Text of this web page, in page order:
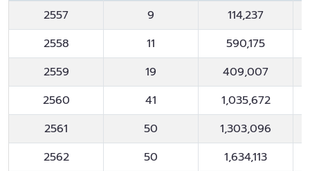
ปีงบประมาณ
จำนวนโครงการ
ปริมาณก๊าซเรือน
กระจกที่คาดว่าจะ
ลดได้/กักเก็บได้
(tCO2eq/year)
2557 9
114,237
2558
11
590,175
2559
19
409,007
2560
41
1,035,672
2561
50
1,303,096
2562
50
1,634,113